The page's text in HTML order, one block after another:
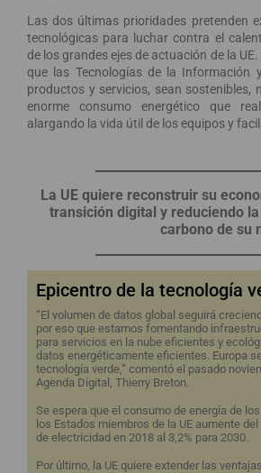
Las dos últimas prioridades pretenden
tecnológicas para luchar contra el
de los grandes ejes de actuación de la
que las Tecnologías de la Información
productos y servicios, sean sostenibles,
enorme consumo energético que
alargando la vida útil de los equipos y
La UE quiere reconstruir su
transición digital y reduciendo
carbono de su
Epicentro de la tecnología
“El volumen de datos global seguirá
por eso que estamos fomentando
para servicios en la nube eficientes y
datos energéticamente eficientes. Europa
tecnología verde,” comentó el pasado
Agenda Digital, Thierry Breton.
Se espera que el consumo de energía de
los Estados miembros de la UE aumente
de electricidad en 2018 al 3,2% para 2030.
Por último, la UE quiere extender las